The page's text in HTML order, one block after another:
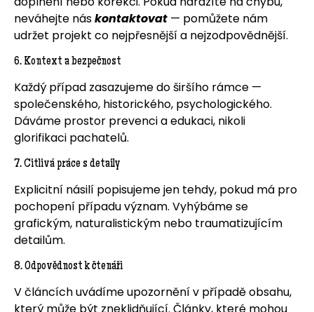
neváhejte náskontaktovat — pomůžete nám
udržet projekt co nejpřesnější a nejzodpovědnější.
6. Kontext a bezpečnost
Každý případ zasazujeme do širšího rámce —
společenského, historického, psychologického.
Dáváme prostor prevenci a edukaci, nikoli
glorifikaci pachatelů.
7. Citlivá práce s detaily
Explicitní násilí popisujeme jen tehdy, pokud má pro
pochopení případu význam. Vyhýbáme se
grafickým, naturalistickým nebo traumatizujícím
detailům.
8. Odpovědnost k čtenáři
V článcích uvádíme upozornění v případě obsahu,